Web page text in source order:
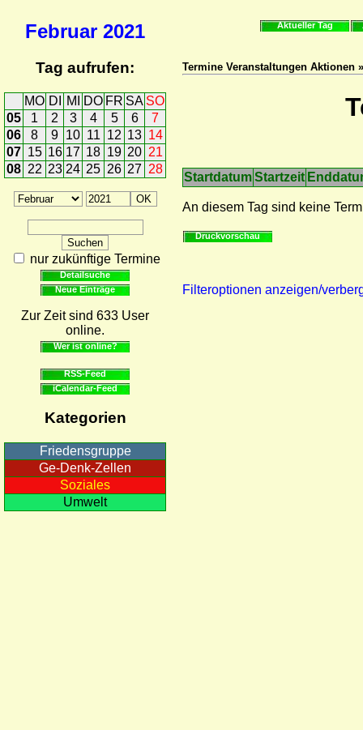
Februar 2021
Tag aufrufen:
MO DI MI DO FR SA SO
05
1 2 3 4 5 6
7
06
8 9 10 11 12 13 14
07 15 16 17 18 19 20 21
08 22 23 24 25 26 27 28
nur zukünftige Termine
Detailsuche
Neue Einträge
Zur Zeit sind 633 User
online.
Wer ist online?
RSS-Feed
iCalendar-Feed
Kategorien
Friedensgruppe
Ge-Denk-Zellen
Soziales
Umwelt
Aktueller Tag
Termine Veranstaltungen Aktionen
StartdatumStartzeit
An diesem Tag sind keine
Druckvorschau
Filteroptionen anzeigen/